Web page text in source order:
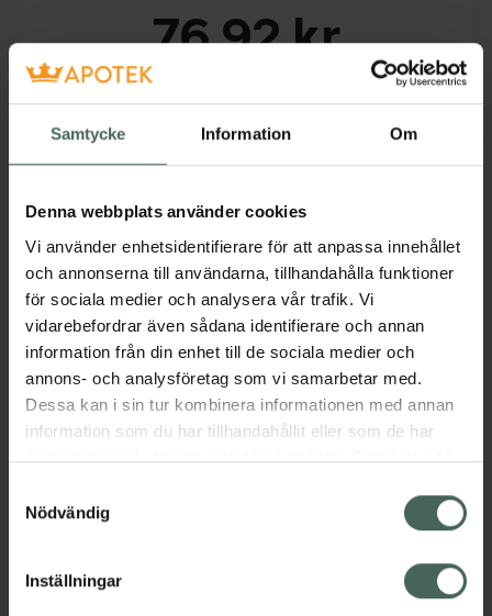
Samtycke Information Om
Denna webbplats använder cookies
Vi använder enhetsidentifierare för att anpassa innehållet
och annonserna till användarna, tillhandahålla funktioner
för sociala medier och analysera vår trafik. Vi
vidarebefordrar även sådana identifierare och annan
information från din enhet till de sociala medier och
annons- och analysföretag som vi samarbetar med.
Dessa kan i sin tur kombinera informationen med annan
information som du har tillhandahållit eller som de har
samlat in när du har använt deras tjänster. Samtycke till
återkalla ditt samtycke via webbplatsens
cookieinställningar. Ett återkallat samtycke påverkar inte
lagligheten av behandling som skett innan återkallelsen.
Nödvändig
Inställningar
76,92 kr
Köp via ditt recept
Aktuella erbjudanden
Beskrivning Dölj
Läs alltid bipacksedeln innan
användning.
EAN:07046261912518
Bipacksedel från FASS Visa